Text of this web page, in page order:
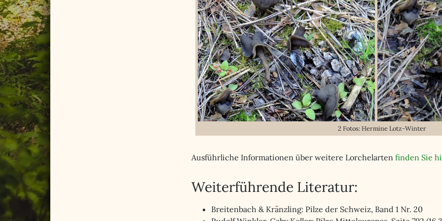
2 Fotos: Hermine Lotz-Winter
Ausführliche Informationen über weitere Lorchelarten finden Sie
Weiterführende Literatur:
Breitenbach & Kränzling: Pilze der Schweiz, Band 1 Nr. 20